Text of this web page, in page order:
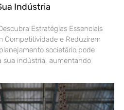
Indústria
Estratégias Essenciais
Competitividade e Reduzirem
societário pode
sua indústria, aumentando